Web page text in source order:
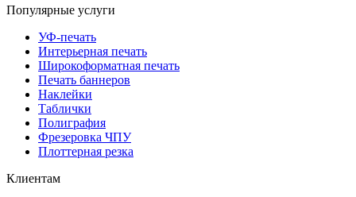
Популярные услуги
УФ-печать
Интерьерная печать
Широкоформатная печать
Печать баннеров
Наклейки
Таблички
Полиграфия
Фрезеровка ЧПУ
Плоттерная резка
Клиентам